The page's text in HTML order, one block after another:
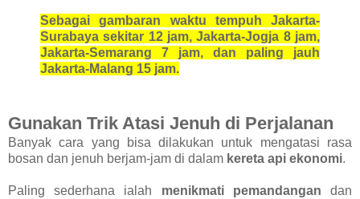
Sebagai gambaran waktu tempuh Jakarta-
Surabaya sekitar 12 jam, Jakarta-Jogja 8 jam,
Jakarta-Semarang 7 jam, dan paling jauh
Jakarta-Malang 15 jam.
Gunakan Trik Atasi Jenuh di Perjalanan
Banyak cara yang bisa dilakukan untuk mengatasi rasa
bosan dan jenuh berjam-jam di dalam kereta api ekonomi.
Paling sederhana ialah menikmati pemandangan dan